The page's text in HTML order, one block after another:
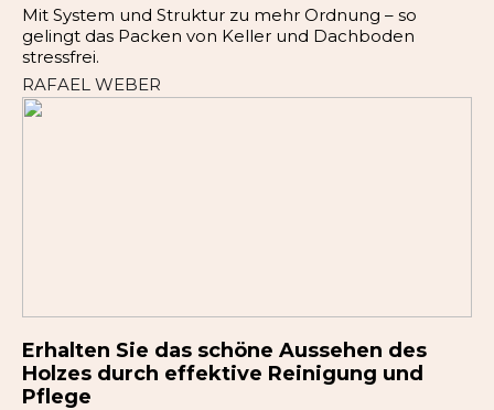
Mit System und Struktur zu mehr Ordnung – so
gelingt das Packen von Keller und Dachboden
stressfrei.
RAFAEL WEBER
Erhalten Sie das schöne Aussehen des
Holzes durch effektive Reinigung und
Pflege